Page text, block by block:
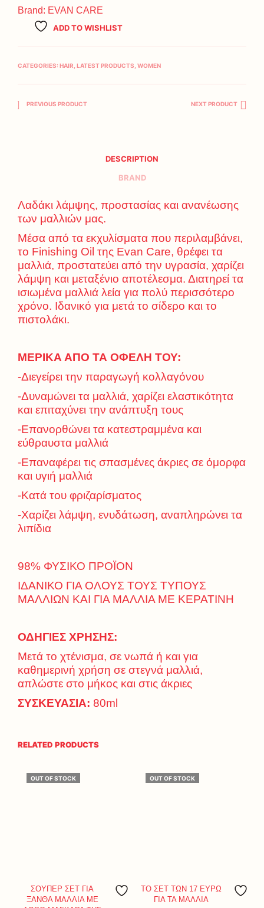
Brand: EVAN CARE
ADD TO WISHLIST
CATEGORIES: HAIR LATEST PRODUCTS WOMEN
PREVIOUS PRODUCT NEXT PRODUCT
DESCRIPTION
BRAND
Λαδάκι λάμψης, προστασίας και ανανέωσης
των μαλλιών μας.
Μέσα από τα εκχυλίσματα που περιλαμβάνει,
το Finishing Oil της Evan Care, θρέφει τα
μαλλιά, προστατεύει από την υγρασία, χαρίζει
λάμψη και μεταξένιο αποτέλεσμα. Διατηρεί τα
ισιωμένα μαλλιά λεία για πολύ περισσότερο
χρόνο. Ιδανικό για μετά το σίδερο και το
πιστολάκι.
ΜΕΡΙΚΑ ΑΠΟ ΤΑ ΟΦΕΛΗ ΤΟΥ:
-Διεγείρει την παραγωγή κολλαγόνου
-Δυναμώνει τα μαλλιά, χαρίζει ελαστικότητα
και επιταχύνει την ανάπτυξη τους
-Επανορθώνει τα κατεστραμμένα και
εύθραυστα μαλλιά
-Επαναφέρει τις σπασμένες άκριες σε όμορφα
και υγιή μαλλιά
-Κατά του φριζαρίσματος
-Χαρίζει λάμψη, ενυδάτωση, αναπληρώνει τα
λιπίδια
98% ΦΥΣΙΚΟ ΠΡΟΪΟΝ
ΙΔΑΝΙΚΟ ΓΙΑ ΟΛΟΥΣ ΤΟΥΣ ΤΥΠΟΥΣ
ΜΑΛΛΙΩΝ ΚΑΙ ΓΙΑ ΜΑΛΛΙΑ ΜΕ ΚΕΡΑΤΙΝΗ
ΟΔΗΓΙΕΣ ΧΡΗΣΗΣ:
Μετά το χτένισμα, σε νωπά ή και για
καθημερινή χρήση σε στεγνά μαλλιά,
απλώστε στο μήκος και στις άκριες
ΣΥΣΚΕΥΑΣΙΑ: 80ml
RELATED PRODUCTS
OUT OF STOCK
ΣΟΥΠΕΡ ΣΕΤ ΓΙΑ
ΞΑΝΘΑ ΜΑΛΛΙΑ ΜΕ
OUT OF STOCK
ΤΟ ΣΕΤ ΤΩΝ 17 ΕΥΡΩ
ΓΙΑ ΤΑ ΜΑΛΛΙΑ